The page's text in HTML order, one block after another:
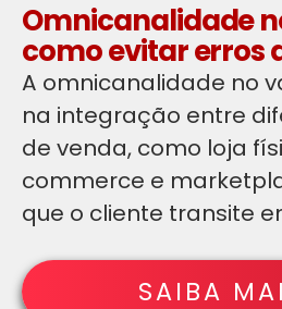
Omnicanalidade
como evitar erros
A omnicanalidade no
na integração entre
de venda, como loja
commerce e
que o cliente transite
SAIBA